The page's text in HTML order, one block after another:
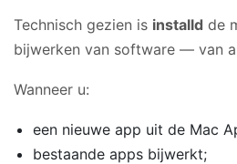
Technisch gezien is installd de
bijwerken van software — van
Wanneer u:
een nieuwe app uit de Mac
bestaande apps bijwerkt;